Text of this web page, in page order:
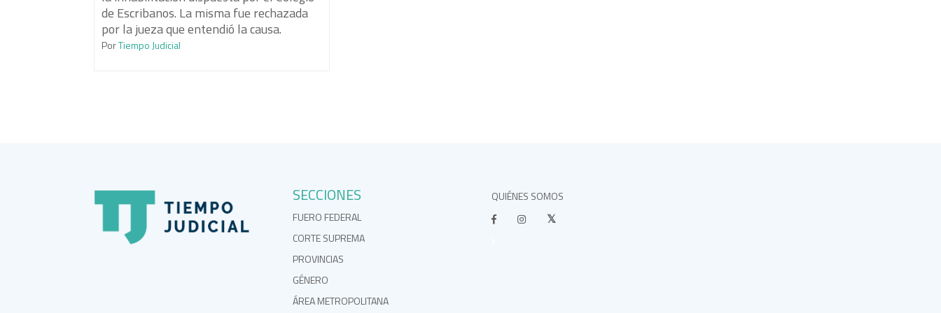
de Escribanos. La misma fue rechazada
por la jueza que entendió la causa.
PorTiempo Judicial
SECCIONES
FUERO FEDERAL
CORTE SUPREMA
PROVINCIAS
GÉNERO
ÁREA METROPOLITANA
QUIÉNES SOMOS